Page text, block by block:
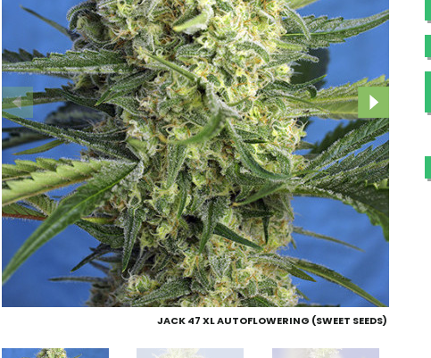
JACK 47 XL AUTOFLOWERING (SWEET SEEDS)